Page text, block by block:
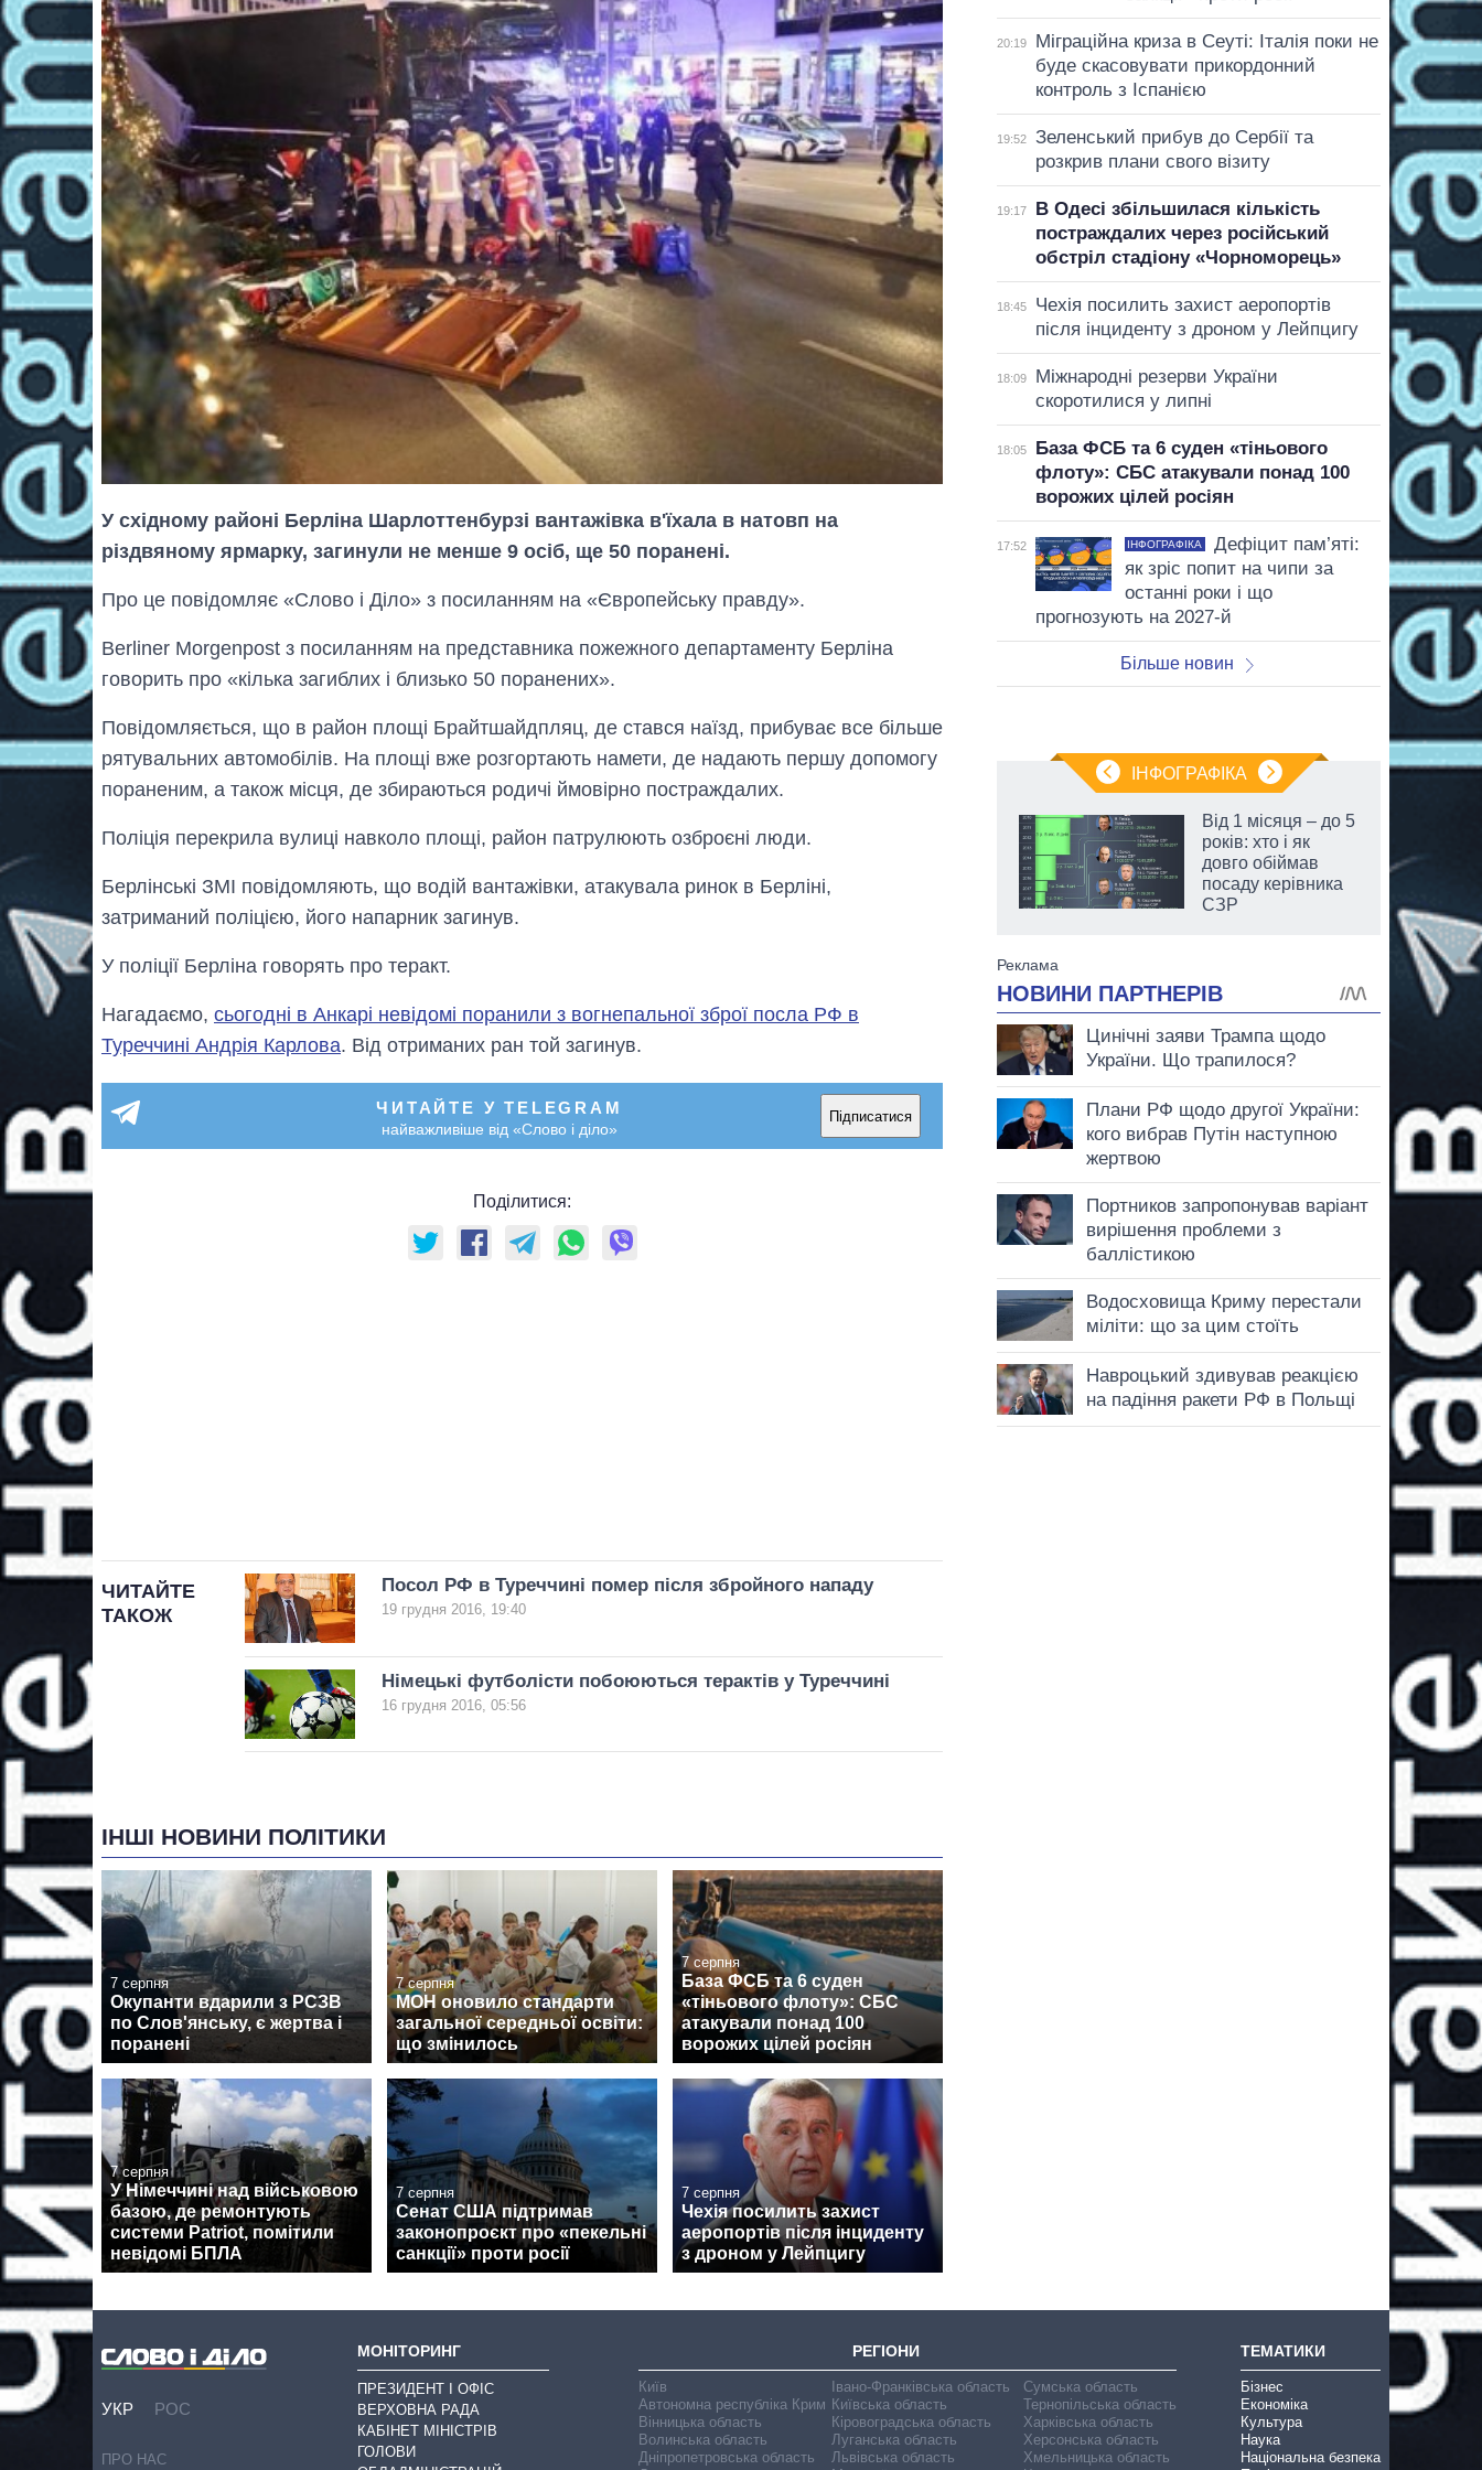
У східному районі Берліна Шарлоттенбурзі вантажівка в'їхала в натовп на
різдвяному ярмарку, загинули не менше 9 осіб, ще 50 поранені.
Про це повідомляє «Слово і Діло» з посиланням на «Європейську правду».
Berliner Morgenpost з посиланням на представника пожежного департаменту Берліна
говорить про «кілька загиблих і близько 50 поранених».
Повідомляється, що в район площі Брайтшайдпляц, де стався наїзд, прибуває все більше
рятувальних автомобілів. На площі вже розгортають намети, де надають першу допомогу
пораненим, а також місця, де збираються родичі ймовірно постраждалих.
Поліція перекрила вулиці навколо площі, район патрулюють озброєні люди.
Берлінські ЗМІ повідомляють, що водій вантажівки, атакувала ринок в Берліні,
затриманий поліцією, його напарник загинув.
У поліції Берліна говорять про теракт.
Нагадаємо, сьогодні в Анкарі невідомі поранили з вогнепальної зброї посла РФ в
Туреччині Андрія Карлова. Від отриманих ран той загинув.
ЧИТАЙТЕ У TELEGRAM
найважливіше від «Слово і діло»
Підписатися
Поділитися:
ЧИТАЙТЕ
ТАКОЖ
Посол РФ в Туреччині помер після збройного нападу
19 грудня 2016, 19:40
Німецькі футболісти побоюються терактів у Туреччині
16 грудня 2016, 05:56
ІНШІ НОВИНИ ПОЛІТИКИ
7 серпня
Окупанти вдарили з РСЗВ
по Слов'янську, є жертва і
поранені
7 серпня
МОН оновило стандарти
загальної середньої освіти:
що змінилось
7 серпня
База ФСБ та 6 суден
«тіньового флоту»: СБС
атакували понад 100
ворожих цілей росіян
7 серпня
У Німеччині над військовою
базою, де ремонтують
системи Patriot, помітили
невідомі БПЛА
7 серпня
Сенат США підтримав
законопроєкт про «пекельні
санкції» проти росії
7 серпня
Чехія посилить захист
аеропортів після інциденту
з дроном у Лейпцигу
20:19
Міграційна криза в Сеуті: Італія поки не
буде скасовувати прикордонний
контроль з Іспанією
19:52
Зеленський прибув до Сербії та
розкрив плани свого візиту
19:17
В Одесі збільшилася кількість
постраждалих через російський
обстріл стадіону «Чорноморець»
18:45
Чехія посилить захист аеропортів
після інциденту з дроном у Лейпцигу
18:09
Міжнародні резерви України
скоротилися у липні
18:05
База ФСБ та 6 суден «тіньового
флоту»: СБС атакували понад 100
ворожих цілей росіян
17:52 ІНФОГРАФІКА
Дефіцит пам’яті:
як зріс попит на чипи за
останні роки і що
прогнозують на 2027-й
Більше новин
ІНФОГРАФІКА
область стали
Від 1 місяця – до 5
років: хто і як
довго обіймав
посаду керівника
СЗР
УКР РОС
ПРО НАС
МОНІТОРИНГ
ПРЕЗИДЕНТ І ОФІС
ВЕРХОВНА РАДА
КАБІНЕТ МІНІСТРІВ
ГОЛОВИ
РЕГІОНИ
Київ
Автономна республіка Крим
Вінницька область
Волинська область
Дніпропетровська область
Івано-Франківська область
Київська область
Кіровоградська область
Луганська область
Львівська область
Сумська область
Тернопільська область
Харківська область
Херсонська область
Хмельницька область
ТЕМАТИКИ
Бізнес
Економіка
Культура
Наука
Національна безпека